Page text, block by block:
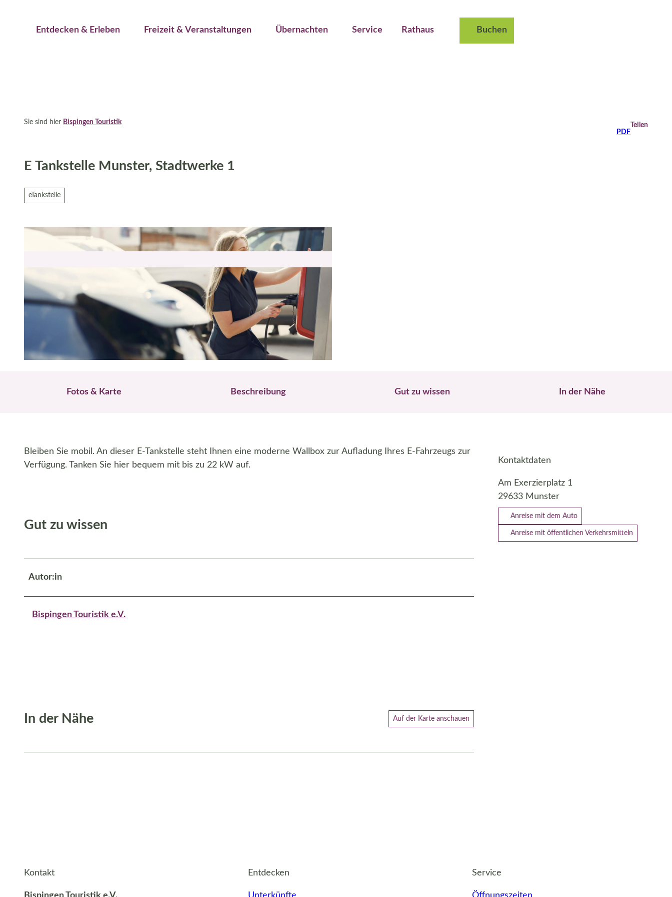
Entdecken & Erleben Freizeit & Veranstaltungen Übernachten Service Rathaus Buchen
Sie sind hier Bispingen Touristik
PDF
Teilen
E Tankstelle Munster, Stadtwerke 1
eTankstelle
Fotos & Karte Beschreibung Gut zu wissen In der Nähe
Bleiben Sie mobil. An dieser E-Tankstelle steht Ihnen eine moderne Wallbox zur Aufladung Ihres E-Fahrzeugs zur
Verfügung. Tanken Sie hier bequem mit bis zu 22 kW auf.
Gut zu wissen
Autor:in
Bispingen Touristik e.V.
In der Nähe Auf der Karte anschauen
Kontaktdaten
Am Exerzierplatz 1
29633 Munster
Anreise mit dem Auto
Anreise mit öffentlichen Verkehrsmitteln
Kontakt Entdecken Service